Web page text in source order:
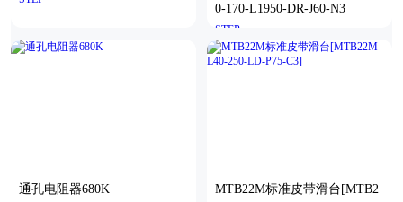
0-170-L1950-DR-J60-N3
STEP
通孔电阻器680K MTB22M标准皮带滑台[MTB2